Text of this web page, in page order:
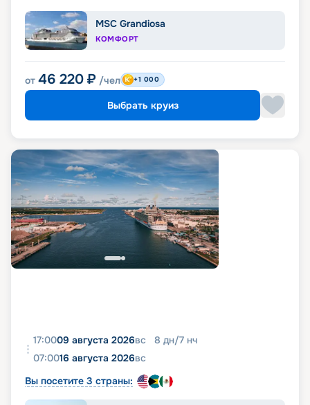
MSC Grandiosa
КОМФОРТ
от 46 220 ₽ /чел +1 000
Выбрать круиз
17:0009 августа 2026вс 8 дн/7 нч
07:0016 августа 2026вс
Вы посетите 3 страны: